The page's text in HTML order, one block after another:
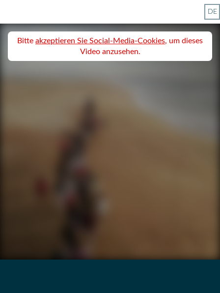
DE
Page carrière et offres d'emploi -
Bitte akzeptieren Sie Social-Media-Cookies, um dieses
Video anzusehen.